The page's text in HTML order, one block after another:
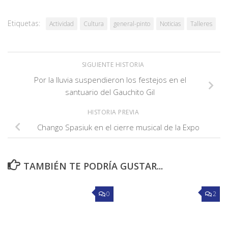
Etiquetas: Actividad Cultura general-pinto Noticias Talleres
SIGUIENTE HISTORIA
Por la lluvia suspendieron los festejos en el
santuario del Gauchito Gil
HISTORIA PREVIA
Chango Spasiuk en el cierre musical de la Expo
TAMBIÉN TE PODRÍA GUSTAR...
0 2